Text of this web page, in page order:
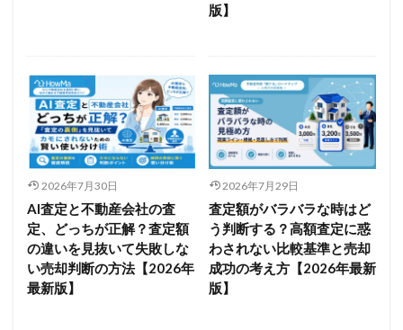
版】
2026年7月30日
AI査定と不動産会社の査
定、どっちが正解？査定額
の違いを見抜いて失敗しな
い売却判断の方法【2026年
最新版】
2026年7月29日
査定額がバラバラな時はど
う判断する？高額査定に惑
わされない比較基準と売却
成功の考え方【2026年最新
版】